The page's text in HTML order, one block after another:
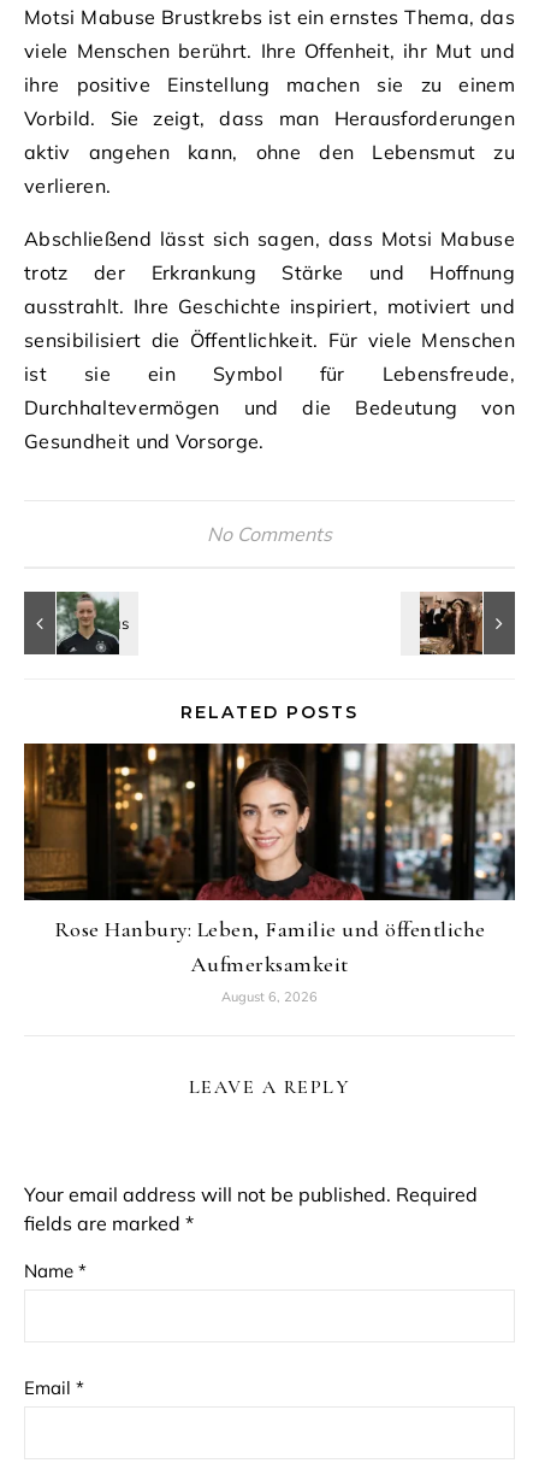
Motsi Mabuse Brustkrebs ist ein ernstes Thema, das
viele Menschen berührt. Ihre Offenheit, ihr Mut und
ihre positive Einstellung machen sie zu einem
Vorbild. Sie zeigt, dass man Herausforderungen
aktiv angehen kann, ohne den Lebensmut zu
verlieren.
Abschließend lässt sich sagen, dass Motsi Mabuse
trotz der Erkrankung Stärke und Hoffnung
ausstrahlt. Ihre Geschichte inspiriert, motiviert und
sensibilisiert die Öffentlichkeit. Für viele Menschen
ist sie ein Symbol für Lebensfreude,
Durchhaltevermögen und die Bedeutung von
Gesundheit und Vorsorge.
No Comments
RELATED POSTS
Rose Hanbury: Leben, Familie und öffentliche
Aufmerksamkeit
August 6, 2026
LEAVE A REPLY
Your email address will not be published. Required
fields are marked *
Name *
Email *